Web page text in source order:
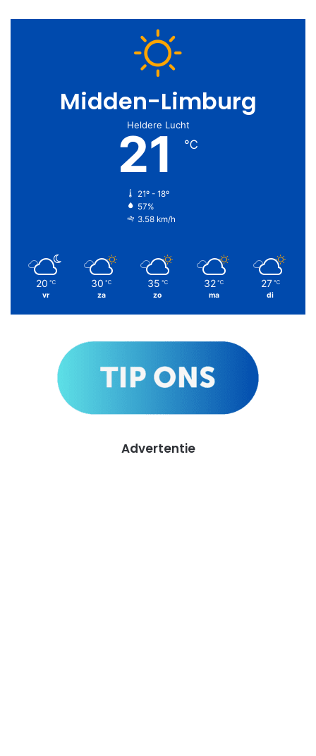
Midden-Limburg
Heldere Lucht
21 ℃
21º - 18º
57%
3.58 km/h
20 ℃
vr
30 ℃
za
35 ℃
zo
32 ℃
ma
27 ℃
di
Advertentie